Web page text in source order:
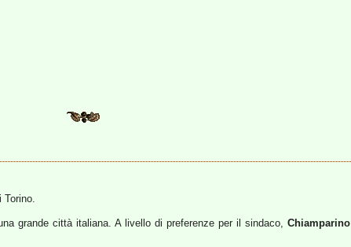
Torino.
grande città italiana. A livello di preferenze per il sindaco,Chiamparino